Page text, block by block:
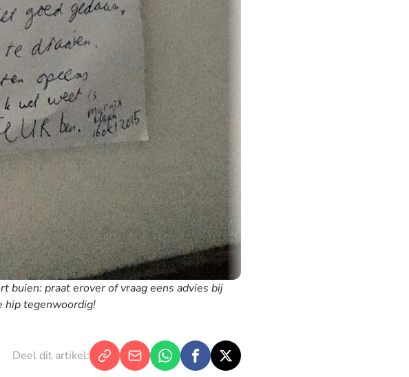
buien: praat erover of vraag eens advies bij
hip tegenwoordig!
Deel dit artikel: